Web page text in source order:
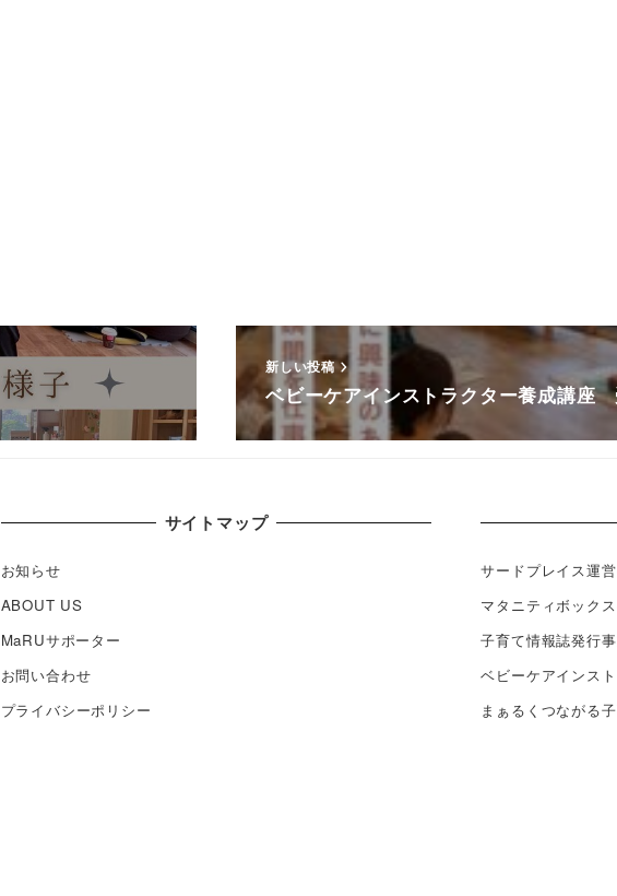
新しい投稿
ベビーケアインストラクター養成講座
サイトマップ
お知らせ
ABOUT US
MaRUサポーター
お問い合わせ
プライバシーポリシー
サードプレイス運
マタニティボック
子育て情報誌発行
ベビーケアインス
まぁるくつながる